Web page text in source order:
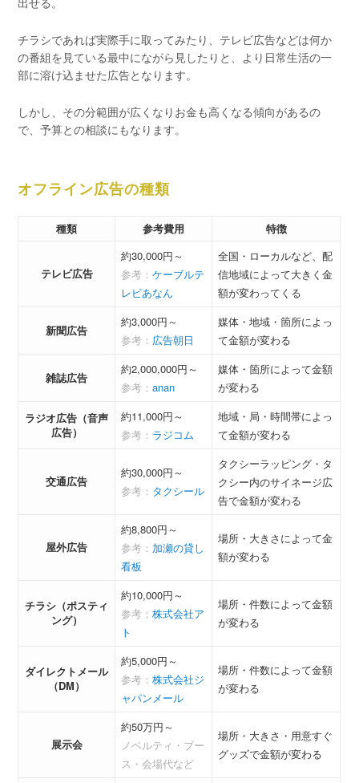
チラシであれば実際手に取ってみたり、テレビ広告などは何か
の番組を見ている最中にながら見したりと、より日常生活の一
部に溶け込ませた広告となります。
しかし、その分範囲が広くなりお金も高くなる傾向があるの
で、予算との相談にもなります。
オフライン広告の種類
種類 参考費用 特徴
テレビ広告
約30,000円～
参考： ケーブルテ
レビあなん
全国・ローカルなど、配
信地域によって大きく金
額が変わってくる
新聞広告
約3,000円～
参考： 広告朝日
媒体・地域・箇所によっ
て金額が変わる
雑誌広告
約2,000,000円～
参考： anan
媒体・箇所によって金額
が変わる
ラジオ広告（音声
広告）
約11,000円～
参考： ラジコム
地域・局・時間帯によっ
て金額が変わる
交通広告
約30,000円～
参考： タクシール
タクシーラッピング・タ
クシー内のサイネージ広
告で金額が変わる
屋外広告
約8,800円～
参考： 加瀬の貸し
看板
場所・大きさによって金
額が変わる
チラシ（ポスティ
ング）
約10,000円～
参考： 株式会社ア
ト
場所・件数によって金額
が変わる
ダイレクトメール
（DM）
約5,000円～
参考： 株式会社ジ
ャパンメール
場所・件数によって金額
が変わる
展示会
約50万円～
ノベルティ・ブー
ス・会場代など
場所・大きさ・用意すぐ
グッズで金額が変わる